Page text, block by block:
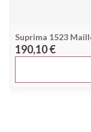
Suprima 1523
190,10 €